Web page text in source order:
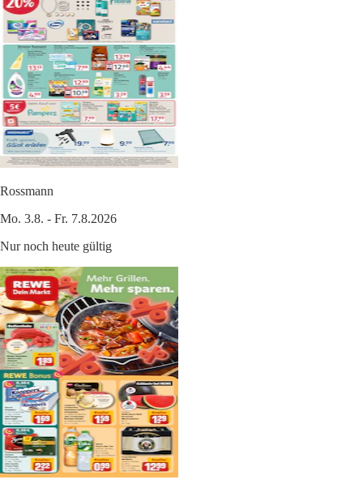
Rossmann
Mo. 3.8. - Fr. 7.8.2026
Nur noch heute gültig